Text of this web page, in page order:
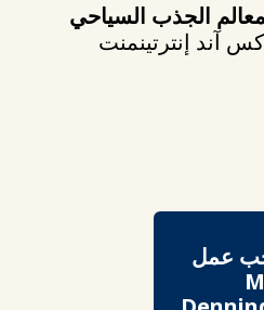
الجذب السياحي
آند إنترتينمنت
عمل